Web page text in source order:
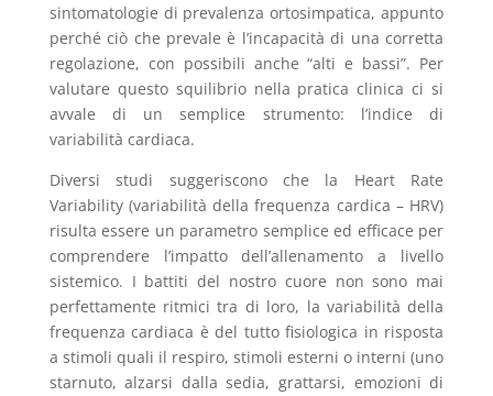
sintomatologie di prevalenza ortosimpatica, appunto
perché ciò che prevale è l’incapacità di una corretta
regolazione, con possibili anche “alti e bassi”. Per
valutare questo squilibrio nella pratica clinica ci si
avvale di un semplice strumento: l’indice di
variabilità cardiaca.
Diversi studi suggeriscono che la Heart Rate
Variability (variabilità della frequenza cardica – HRV)
risulta essere un parametro semplice ed efficace per
comprendere l’impatto dell’allenamento a livello
sistemico. I battiti del nostro cuore non sono mai
perfettamente ritmici tra di loro, la variabilità della
frequenza cardiaca è del tutto fisiologica in risposta
a stimoli quali il respiro, stimoli esterni o interni (uno
starnuto, alzarsi dalla sedia, grattarsi, emozioni di